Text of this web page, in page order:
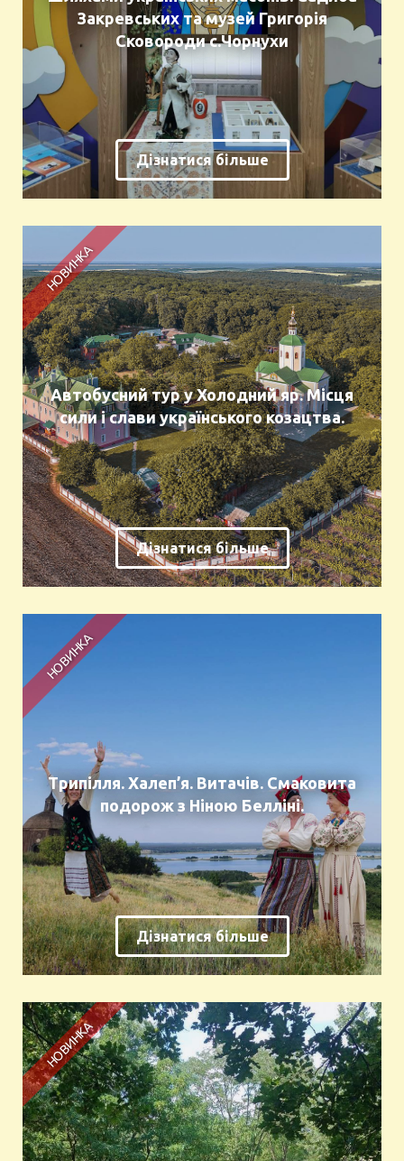
Закревських та музей Григорія
Сковороди с.Чорнухи
Дізнатися більше
Автобусний тур у Холодний яр. Місця
сили і слави українського козацтва.
Дізнатися більше
Трипілля. Халеп’я. Витачів. Смаковита
подорож з Ніною Белліні.
Дізнатися більше